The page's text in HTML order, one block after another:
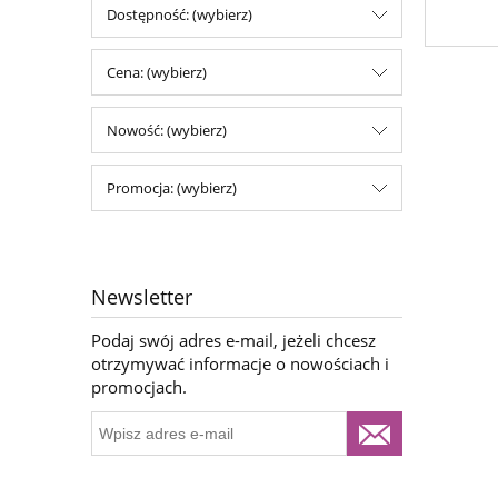
Dostępność: (wybierz)
Cena: (wybierz)
Nowość: (wybierz)
Promocja: (wybierz)
Newsletter
Podaj swój adres e-mail, jeżeli chcesz
otrzymywać informacje o nowościach i
promocjach.